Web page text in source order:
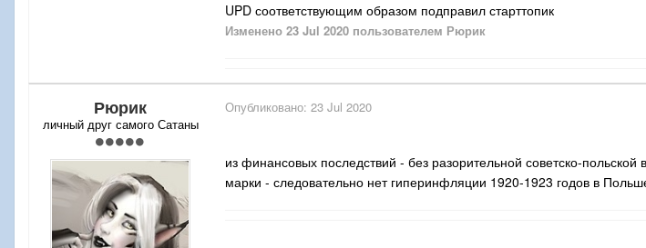
UPD соответствующим образом подправил старттопик
Изменено 23 Jul 2020 пользователем Рюрик
Рюрик
личный друг самого Сатаны
Опубликовано: 23 Jul 2020
из финансовых последствий - без разорительной советско-
марки - следовательно нет гиперинфляции 1920-1923 годов в